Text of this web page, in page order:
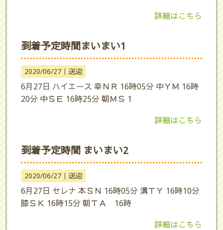
詳細はこちら
到着予定時間まいまい1
2020/06/27｜ 送迎
6月27日 ハイエース 幸ＮＲ 16時05分 中ＹＭ 16時
20分 中ＳＥ 16時25分 朝ＭＳ 1
詳細はこちら
到着予定時間 まいまい2
2020/06/27｜ 送迎
6月27日 セレナ 本ＳＮ 16時05分 溝ＴＹ 16時10分
膝ＳＫ 16時15分 朝ＴＡ 16時
詳細はこちら